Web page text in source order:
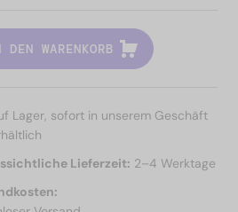
WARENKORB
Lager, sofort in unserem Geschäft
Lieferzeit: 2–4 Werktage